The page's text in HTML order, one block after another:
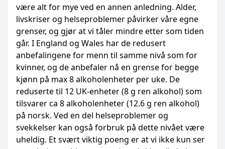
være alt for mye ved en annen anledning. Alder,
livskriser og helseproblemer påvirker våre egne
grenser, og gjør at vi tåler mindre etter som tiden
går. I England og Wales har de redusert
anbefalingene for menn til samme nivå som for
kvinner, og de anbefaler nå en grense for begge
kjønn på max 8 alkoholenheter per uke. De
reduserte til 12 UK-enheter (8 g ren alkohol) som
tilsvarer ca 8 alkoholenheter (12.6 g ren alkohol)
på norsk. Ved en del helseproblemer og
svekkelser kan også forbruk på dette nivået være
uheldig. Et svært viktig poeng er at vi ikke kun ser